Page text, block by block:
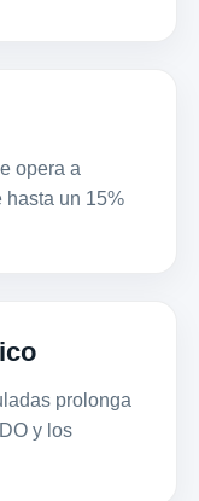
opera a
hasta un 15%
prolonga
y los